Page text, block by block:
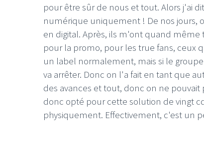
pour être sûr de nous et tout. Alors j'ai
numérique uniquement ! De nos jours,
en digital. Après, ils m'ont quand
pour la promo, pour les true fans, ceux
un label normalement, mais si le
va arrêter. Donc on l'a fait en tant que
des avances et tout, donc on ne
donc opté pour cette solution de vingt
physiquement. Effectivement, c'est un